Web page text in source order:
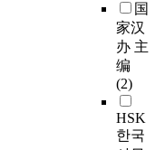
国
家汉
办 主
编
(2)
HSK
한국